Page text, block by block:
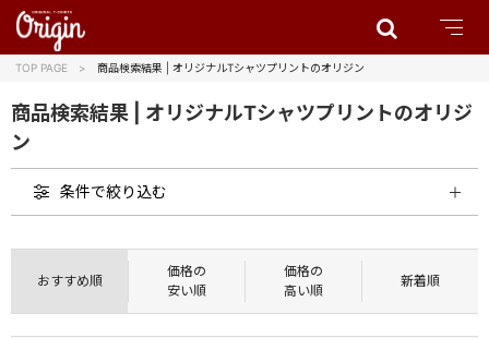
TOP PAGE 商品検索結果 | オリジナルTシャツプリントのオリジン
商品検索結果 | オリジナルTシャツプリントのオリジ
ン
条件で絞り込む
おすすめ順
価格の
安い順
価格の
高い順
新着順